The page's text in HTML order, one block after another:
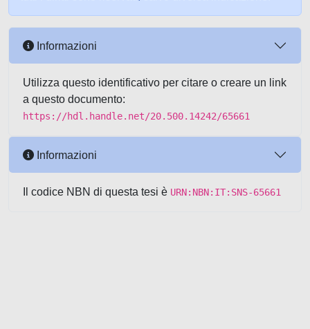
Informazioni
Utilizza questo identificativo per citare o creare un link
a questo documento:
https://hdl.handle.net/20.500.14242/65661
Informazioni
Il codice NBN di questa tesi è URN:NBN:IT:SNS-65661